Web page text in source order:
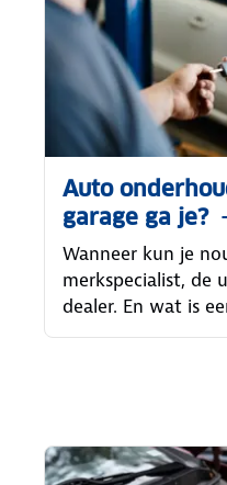
Auto
garage ga je?
Wanneer kun je
merkspecialist, de
dealer. En wat is